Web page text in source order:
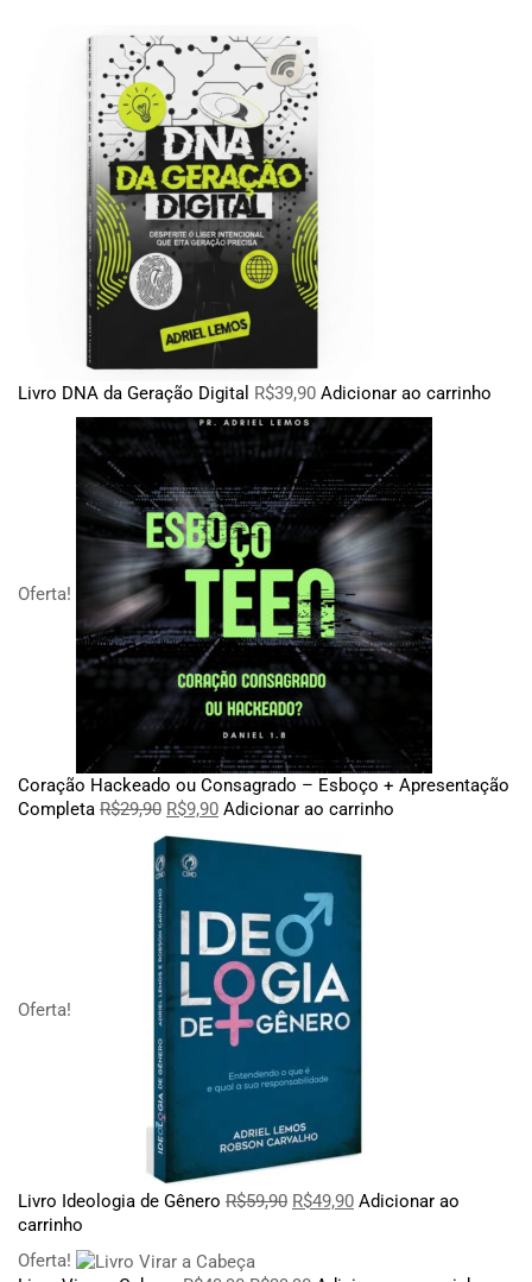
Livro DNA da Geração Digital R$39,90 Adicionar ao carrinho
Oferta!
Coração Hackeado ou Consagrado – Esboço + Apresentação
Completa R$29,90 R$9,90 Adicionar ao carrinho
Oferta!
Livro Ideologia de Gênero R$59,90 R$49,90 Adicionar ao
carrinho
Oferta!